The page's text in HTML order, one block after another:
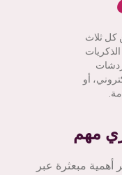
كل ثلاث
أو
مهم
مبعثرة عبر